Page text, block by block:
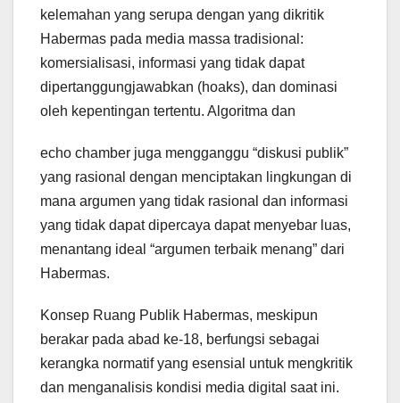
kelemahan yang serupa dengan yang dikritik
Habermas pada media massa tradisional:
komersialisasi, informasi yang tidak dapat
dipertanggungjawabkan (hoaks), dan dominasi
oleh kepentingan tertentu. Algoritma dan
echo chamber juga mengganggu “diskusi publik”
yang rasional dengan menciptakan lingkungan di
mana argumen yang tidak rasional dan informasi
yang tidak dapat dipercaya dapat menyebar luas,
menantang ideal “argumen terbaik menang” dari
Habermas.
Konsep Ruang Publik Habermas, meskipun
berakar pada abad ke-18, berfungsi sebagai
kerangka normatif yang esensial untuk mengkritik
dan menganalisis kondisi media digital saat ini.